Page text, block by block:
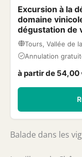
Excursion à la
domaine
dégustation de
la Loire
Tours, Vallée de
Annulation
à partir de 54,00
Balade dans les